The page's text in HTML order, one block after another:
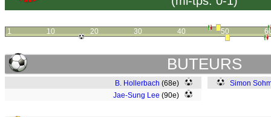
1 10 20 30 40 50
BUTEURS
B. Hollerbach (68e)
Jae-Sung Lee (90e)
Simon